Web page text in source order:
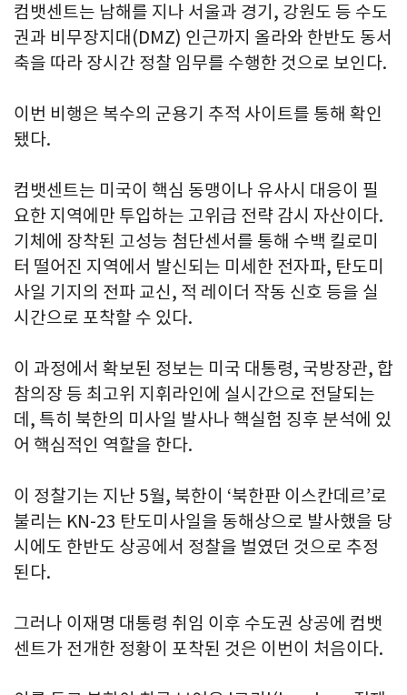
컴뱃센트는 남해를 지나 서울과 경기, 강원도 등 수도
권과 비무장지대(DMZ) 인근까지 올라와 한반도 동서
축을 따라 장시간 정찰 임무를 수행한 것으로 보인다.
이번 비행은 복수의 군용기 추적 사이트를 통해 확인
됐다.
컴뱃센트는 미국이 핵심 동맹이나 유사시 대응이 필
요한 지역에만 투입하는 고위급 전략 감시 자산이다.
기체에 장착된 고성능 첨단센서를 통해 수백 킬로미
터 떨어진 지역에서 발신되는 미세한 전자파, 탄도미
사일 기지의 전파 교신, 적 레이더 작동 신호 등을 실
시간으로 포착할 수 있다.
이 과정에서 확보된 정보는 미국 대통령, 국방장관, 합
참의장 등 최고위 지휘라인에 실시간으로 전달되는
데, 특히 북한의 미사일 발사나 핵실험 징후 분석에 있
어 핵심적인 역할을 한다.
이 정찰기는 지난 5월, 북한이 ‘북한판 이스칸데르’로
불리는 KN-23 탄도미사일을 동해상으로 발사했을 당
시에도 한반도 상공에서 정찰을 벌였던 것으로 추정
된다.
그러나 이재명 대통령 취임 이후 수도권 상공에 컴뱃
센트가 전개한 정황이 포착된 것은 이번이 처음이다.